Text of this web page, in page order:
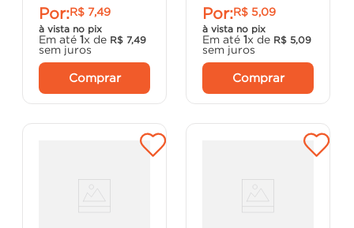
Por:R$ 7,49
à vista no pix
Em até 1x de R$ 7,49
sem juros
Comprar
Por:R$ 5,09
à vista no pix
Em até 1x de R$ 5,09
sem juros
Comprar